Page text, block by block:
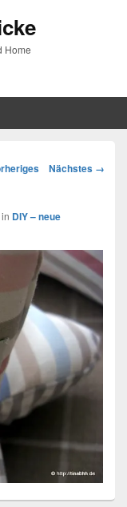
Home
Nächstes →
in DIY – neue